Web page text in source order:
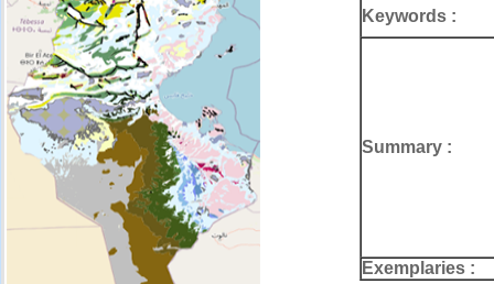
Keywords :
Summary :
Exemplaries :